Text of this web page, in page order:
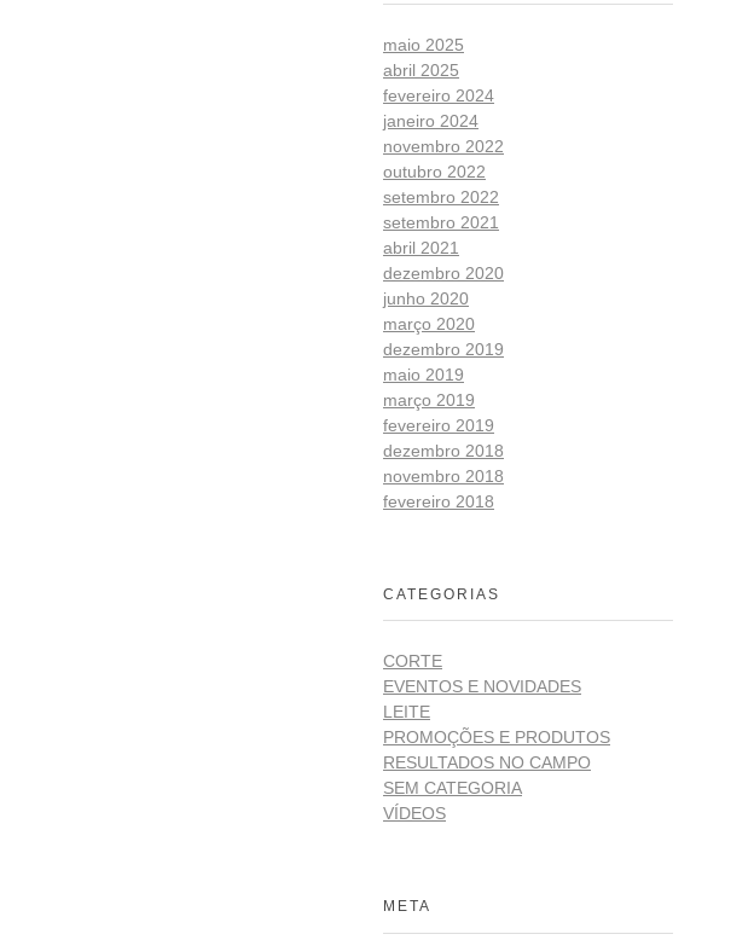
maio 2025
abril 2025
fevereiro 2024
janeiro 2024
novembro 2022
outubro 2022
setembro 2022
setembro 2021
abril 2021
dezembro 2020
junho 2020
março 2020
dezembro 2019
maio 2019
março 2019
fevereiro 2019
dezembro 2018
novembro 2018
fevereiro 2018
CATEGORIAS
CORTE
EVENTOS E NOVIDADES
LEITE
PROMOÇÕES E PRODUTOS
RESULTADOS NO CAMPO
SEM CATEGORIA
VÍDEOS
META